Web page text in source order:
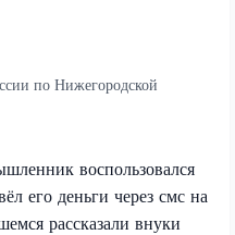
по Нижегородской
воспользовался
его деньги через смс на
рассказали внуки